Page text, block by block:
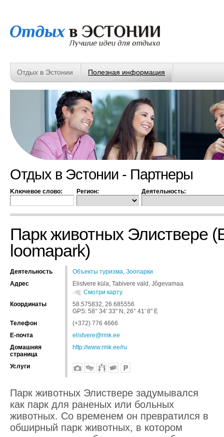
Отдых в Эстонии Полезная информация
Отдых в Эстонии - Партнеры
Kлючевое слово: Регион: Деятельность:
Парк животных Элиствере
loomapark)
Деятельность Oбъекты туризма, Зоопарки
Адрес
Elistvere küla, Tabivere vald, Jõgevamaa
Смотри карту
Координаты
58.575832, 26.685556
GPS: 58° 34' 33" N, 26° 41' 8" E
Tелефон
(+372) 776 4666
Е-почта
elistvere@rmk.ee
Домашняя
страница
http://www.rmk.ee/ru
Услуги
Парк животных Элиствере задумывался
как парк для раненых или больных
животных. Со временем он превратился в
обширный парк животных, в котором